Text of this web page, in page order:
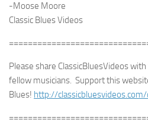
-Moose Moore
Classic Blues Videos
Please share ClassicBluesVideos
fellow musicians. Support this
Blues! http://